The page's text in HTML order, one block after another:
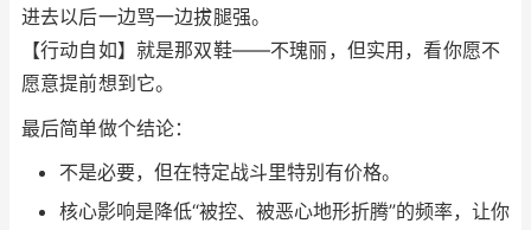
进去以后一边骂一边拔腿强。
【行动自如】就是那双鞋——不瑰丽，但实用，看你愿不
愿意提前想到它。
最后简单做个结论：
不是必要，但在特定战斗里特别有价格。
核心影响是降低“被控、被恶心地形折腾”的频率，让你